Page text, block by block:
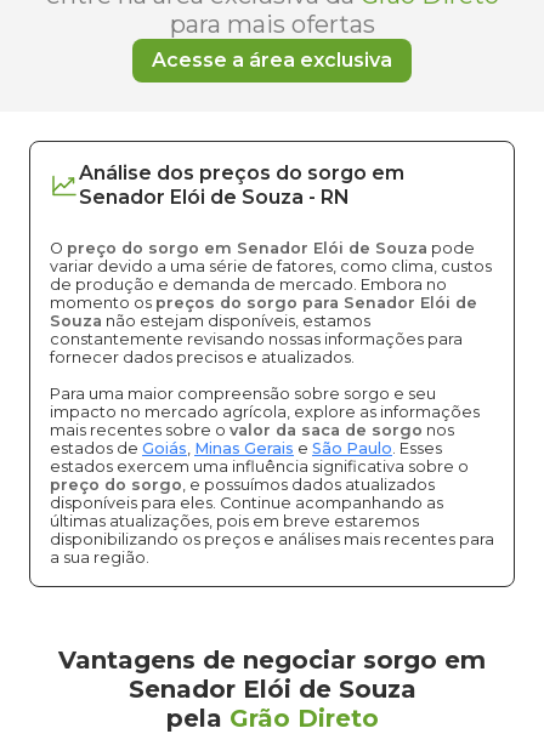
para mais ofertas
Acesse a área exclusiva
Análise dos preços do sorgo em
Senador Elói de Souza - RN
O preço do sorgo em Senador Elói de Souza pode
variar devido a uma série de fatores, como clima, custos
de produção e demanda de mercado. Embora no
momento os preços do sorgo para Senador Elói de
Souza não estejam disponíveis, estamos
constantemente revisando nossas informações para
fornecer dados precisos e atualizados.
Para uma maior compreensão sobre sorgo e seu
impacto no mercado agrícola, explore as informações
mais recentes sobre o valor da saca de sorgo nos
estados de Goiás, Minas Gerais e São Paulo. Esses
estados exercem uma influência significativa sobre o
preço do sorgo, e possuímos dados atualizados
disponíveis para eles. Continue acompanhando as
últimas atualizações, pois em breve estaremos
disponibilizando os preços e análises mais recentes para
a sua região.
Vantagens de negociar sorgo em
Senador Elói de Souza
pela Grão Direto